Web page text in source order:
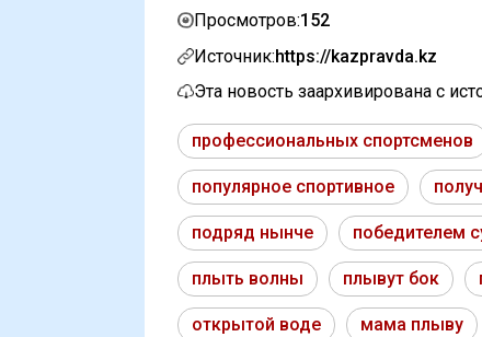
Просмотров:152
Источник:https://kazpravda.kz
Эта новость заархивирована с
профессиональных спортсменов
популярное спортивное
подряд нынче победителем
плыть волны плывут бок
открытой воде мама плыву